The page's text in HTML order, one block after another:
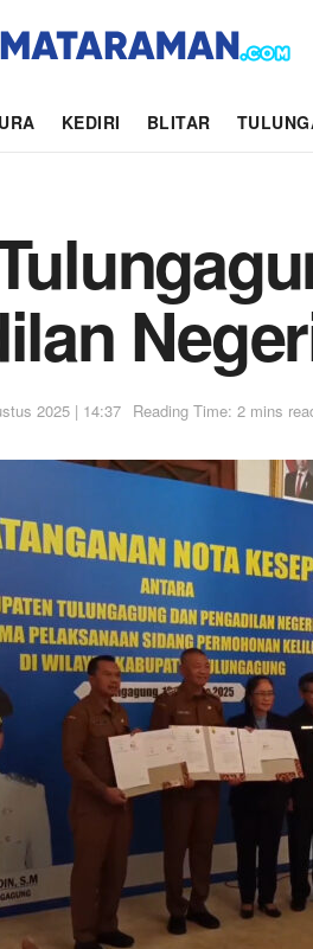
KEDIRI BLITAR
2025 | 14:37 Reading Time: 2 mins